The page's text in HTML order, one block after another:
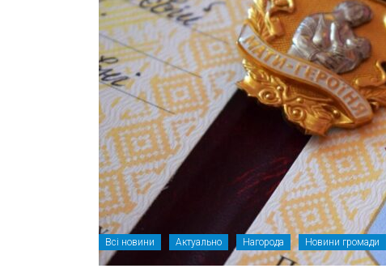
Всі новини Актуально Нагорода Новини громади